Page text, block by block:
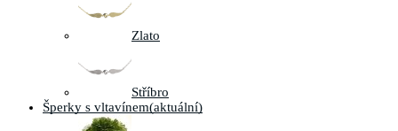
Zlato
Stříbro
Šperky s vltavínem(aktuální)